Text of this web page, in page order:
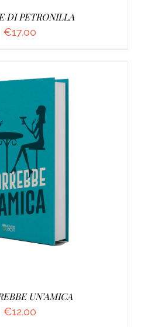
DI PETRONILLA
€17.00
/
UN’AMICA
€12.00